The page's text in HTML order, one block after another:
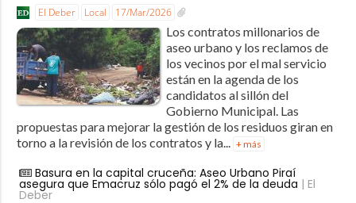
El Deber Local 17/Mar/2026
Los contratos millonarios de
aseo urbano y los reclamos de
los vecinos por el mal servicio
están en la agenda de los
candidatos al sillón del
Gobierno Municipal. Las
propuestas para mejorar la gestión de los residuos giran en
torno a la revisión de los contratos y la...
+ más
Basura en la capital cruceña: Aseo Urbano Piraí
asegura que Emacruz sólo pagó el 2% de la deuda | El
Deber